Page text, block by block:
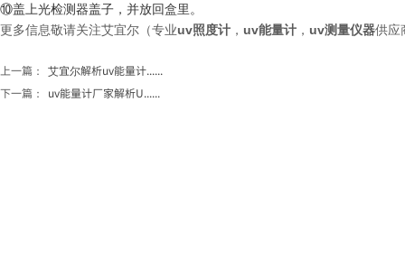
⑩盖上光检测器盖子，并放回盒里。
更多信息敬请关注艾宜尔（专业uv照度计 ， uv能量计 ， uv测量仪器供应
上一篇： 艾宜尔解析uv能量计......
下一篇：
uv能量计厂家解析U......